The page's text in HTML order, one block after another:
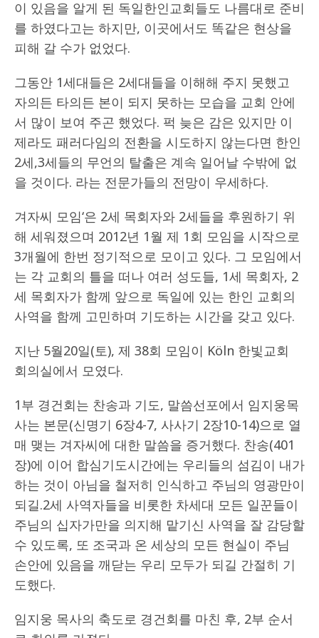
이 있음을 알게 된 독일한인교회들도 나름대로 준비
를 하였다고는 하지만, 이곳에서도 똑같은 현상을
피해 갈 수가 없었다.
그동안 1세대들은 2세대들을 이해해 주지 못했고
자의든 타의든 본이 되지 못하는 모습을 교회 안에
서 많이 보여 주곤 했었다. 퍽 늦은 감은 있지만 이
제라도 패러다임의 전환을 시도하지 않는다면 한인
2세,3세들의 무언의 탈출은 계속 일어날 수밖에 없
을 것이다. 라는 전문가들의 전망이 우세하다.
겨자씨 모임‘은 2세 목회자와 2세들을 후원하기 위
해 세워졌으며 2012년 1월 제 1회 모임을 시작으로
3개월에 한번 정기적으로 모이고 있다. 그 모임에서
는 각 교회의 틀을 떠나 여러 성도들, 1세 목회자, 2
세 목회자가 함께 앞으로 독일에 있는 한인 교회의
사역을 함께 고민하며 기도하는 시간을 갖고 있다.
지난 5월20일(토), 제 38회 모임이 Köln 한빛교회
회의실에서 모였다.
1부 경건회는 찬송과 기도, 말씀선포에서 임지웅목
사는 본문(신명기 6장4-7, 사사기 2장10-14)으로 열
매 맺는 겨자씨에 대한 말씀을 증거했다. 찬송(401
장)에 이어 합심기도시간에는 우리들의 섬김이 내가
하는 것이 아님을 철저히 인식하고 주님의 영광만이
되길.2세 사역자들을 비롯한 차세대 모든 일꾼들이
주님의 십자가만을 의지해 맡기신 사역을 잘 감당할
수 있도록, 또 조국과 온 세상의 모든 현실이 주님
손안에 있음을 깨닫는 우리 모두가 되길 간절히 기
도했다.
임지웅 목사의 축도로 경건회를 마친 후, 2부 순서